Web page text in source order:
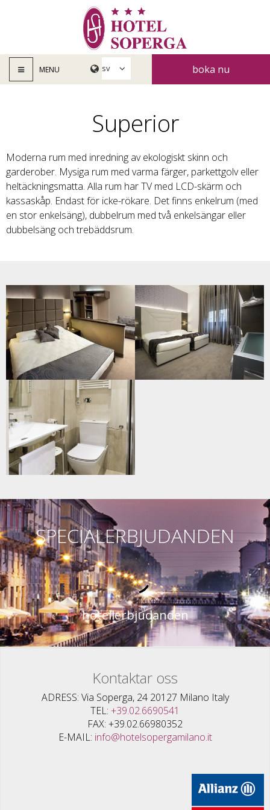
MENU boka nu
Superior
Moderna rum med inredning av ekologiskt skinn och
garderober. Mysiga rum med varma färger, parkettgolv eller
heltäckningsmatta. Alla rum har TV med LCD-skärm och
kassaskåp. Endast för icke-rökare. Det finns enkelrum (med
en stor enkelsäng), dubbelrum med två enkelsängar eller
dubbelsäng och trebäddsrum.
SPECIALERBJUDANDEN
hotellerbjudanden
Kontaktar oss
ADRESS Via Soperga, 24 20127 Milano Italy
TEL +39.02.6690541
FAX +39.02.66980352
E-MAIL info@hotelsopergamilano.it